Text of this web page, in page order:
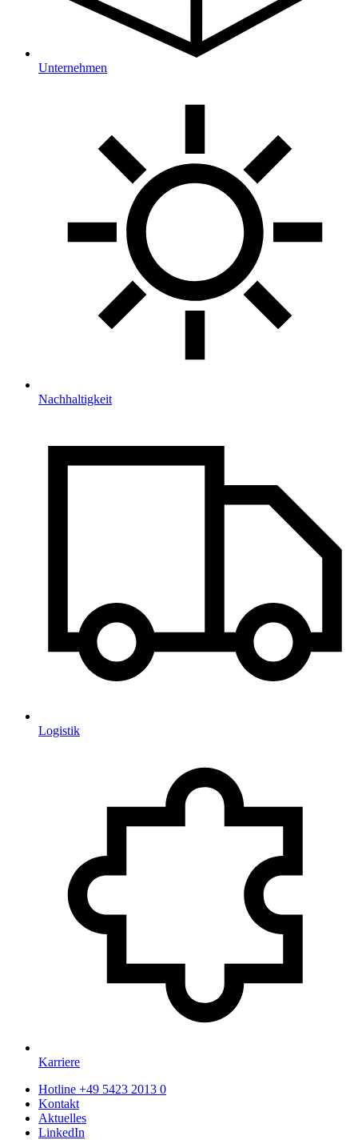
Unternehmen
Nachhaltigkeit
Logistik
Karriere
Hotline +49 5423 2013 0
Kontakt
Aktuelles
LinkedIn